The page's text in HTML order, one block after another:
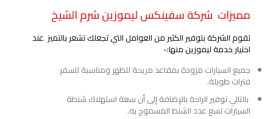
مميزات شركة سفينكسليموزين شرم الشيخ
تقوم الشركة بتوفير الكثير من العوامل التي تجعلك تشعر بالتميز عند
اختيار خدمة ليموزين منها:-
جميع السيارات مزودة بمقاعد مريحة للظهر ومناسبة للسفر
فترات طويلة.
بالتالي توفير الراحة بالإضافة إلى أن سعة استهلاك شنطة
السيارات تسع عدد الشنط المسموح به.